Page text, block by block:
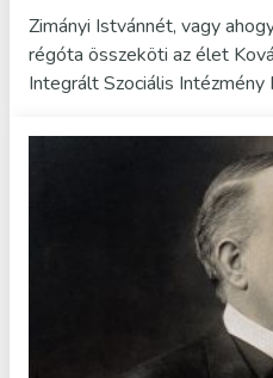
Zimányi Istvánnét, vagy
régóta összeköti az élet
Integrált Szociális